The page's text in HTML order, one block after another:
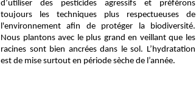
d’utiliser des pesticides agressifs et préférons
toujours les techniques plus respectueuses de
l'environnement afin de protéger la biodiversité.
Nous plantons avec le plus grand en veillant que les
racines sont bien ancrées dans le sol. L’hydratation
est de mise surtout en période sèche de l’année.